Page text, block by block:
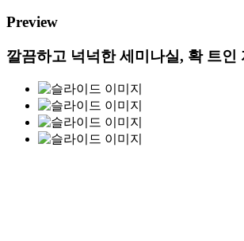
Preview
깔끔하고 넉넉한 세미나실, 확 트